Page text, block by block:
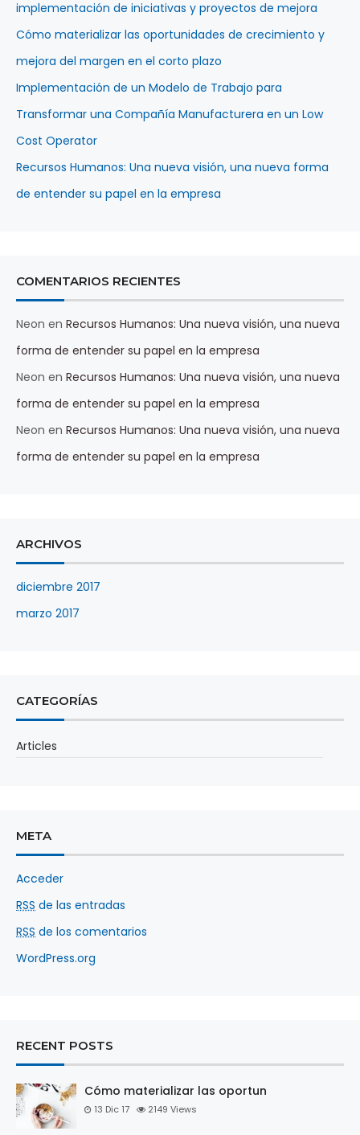
implementación de iniciativas y proyectos de mejora
Cómo materializar las oportunidades de crecimiento y
mejora del margen en el corto plazo
Implementación de un Modelo de Trabajo para
Transformar una Compañía Manufacturera en un Low
Cost Operator
Recursos Humanos: Una nueva visión, una nueva forma
de entender su papel en la empresa
COMENTARIOS RECIENTES
Neon en Recursos Humanos: Una nueva visión, una nueva
forma de entender su papel en la empresa
Neon en Recursos Humanos: Una nueva visión, una nueva
forma de entender su papel en la empresa
Neon en Recursos Humanos: Una nueva visión, una nueva
forma de entender su papel en la empresa
ARCHIVOS
diciembre 2017
marzo 2017
CATEGORÍAS
Articles
META
Acceder
RSS de las entradas
RSS de los comentarios
WordPress.org
RECENT POSTS
Cómo materializar las oportun
13 Dic 17 2149 Views